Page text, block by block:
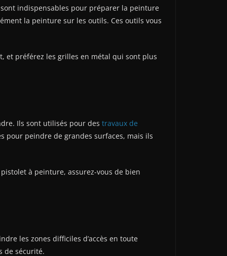
indispensables pour préparer la peinture
la peinture sur les outils. Ces outils vous
et préférez les grilles en métal qui sont plus
Ils sont utilisés pour des travaux de
peindre de grandes surfaces, mais ils
à peinture, assurez-vous de bien
les zones difficiles d’accès en toute
de sécurité.